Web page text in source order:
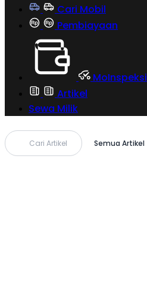
Cari Mobil
Pembiayaan
MoInspeksi
Artikel
Sewa Milik
Cari Artikel Semua Artikel